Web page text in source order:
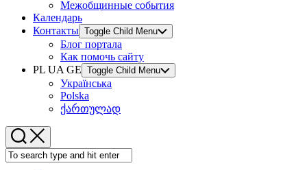
Межобщинные события
Календарь
Контакты Toggle Child Menu
Блог портала
Как помочь сайту
PL UA GE Toggle Child Menu
Українська
Polska
ქართულად